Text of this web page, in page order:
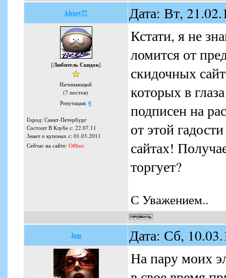
Alexey77 Дата: Вт,
[Любитель Скидок]
Начинающий
(7 постов)
Репутация:0
Город: Санкт-Петербург
Состоит В Клубе с: 22.07.11
Знает о купонах с: 01.03.2011
Сейчас на сайте: Offline
Кстати, я не
ломится от
скидочных
которых в
подписен на
от этой
сайтах!
торгует?
С Уважением..
Jem Дата: Сб,
На пару моих